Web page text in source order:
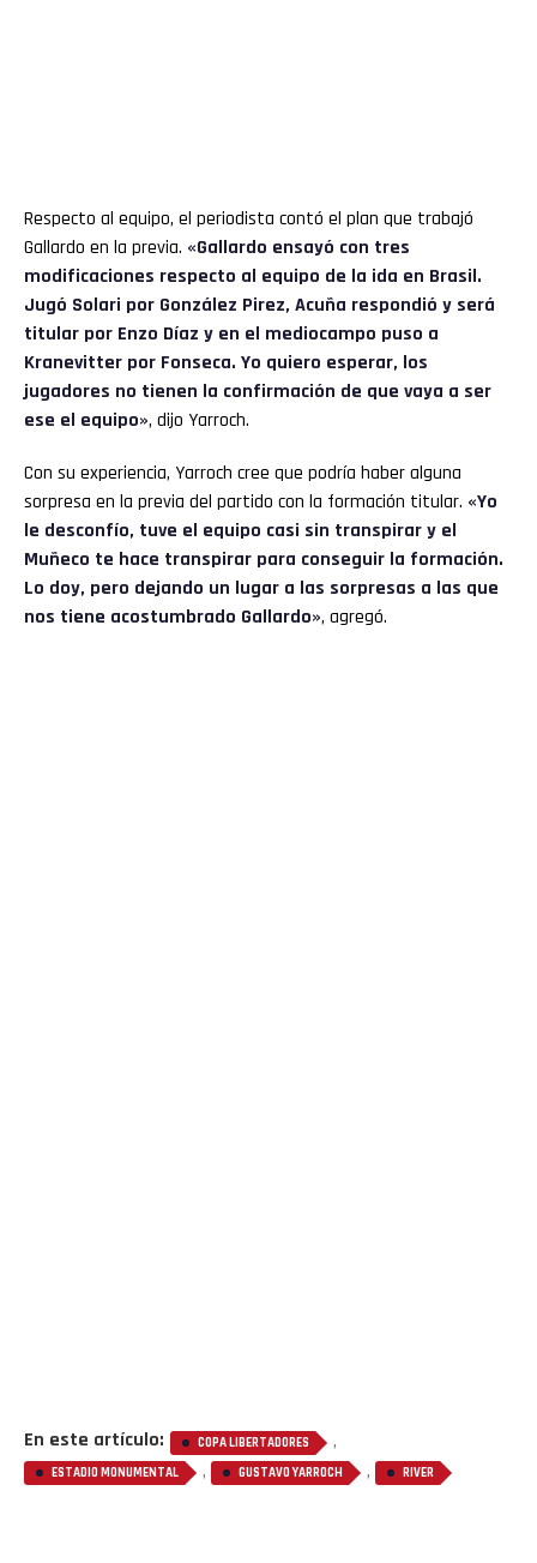
Respecto al equipo, el periodista contó el plan que trabajó
Gallardo en la previa. «Gallardo ensayó con tres
modificaciones respecto al equipo de la ida en Brasil.
Jugó Solari por González Pirez, Acuña respondió y será
titular por Enzo Díaz y en el mediocampo puso a
Kranevitter por Fonseca. Yo quiero esperar, los
jugadores no tienen la confirmación de que vaya a ser
ese el equipo», dijo Yarroch.
Con su experiencia, Yarroch cree que podría haber alguna
sorpresa en la previa del partido con la formación titular. «Yo
le desconfío, tuve el equipo casi sin transpirar y el
Muñeco te hace transpirar para conseguir la formación.
Lo doy, pero dejando un lugar a las sorpresas a las que
nos tiene acostumbrado Gallardo», agregó.
En este artículo: COPA LIBERTADORES ,
ESTADIO MONUMENTAL , GUSTAVO YARROCH , RIVER